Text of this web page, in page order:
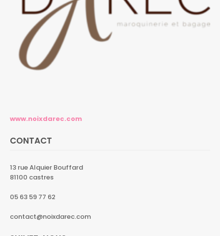
www.noixdarec.com
CONTACT
13 rue Alquier Bouffard
81100 castres
05 63 59 77 62
contact@noixdarec.com